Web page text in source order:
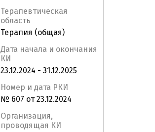
Терапевтическая
область
Терапия (общая)
Дата начала и окончания
КИ
23.12.2024 - 31.12.2025
Номер и дата РКИ
№ 607 от 23.12.2024
Организация,
проводящая КИ